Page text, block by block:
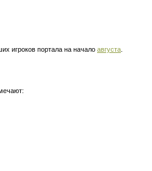
игроков портала на начало августа